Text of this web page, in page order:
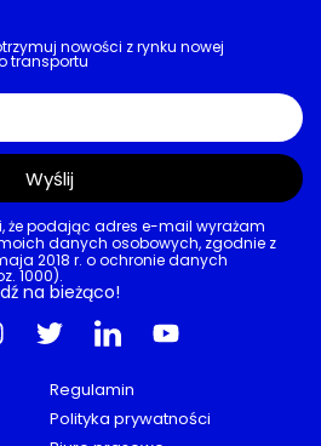
Regulamin
Polityka prywatności
nowości z rynku nowej
transportu
że podając adres e-mail wyrażam
danych osobowych, zgodnie z
2018 r. o ochronie danych
1000).
Wyślij
na bieżąco!